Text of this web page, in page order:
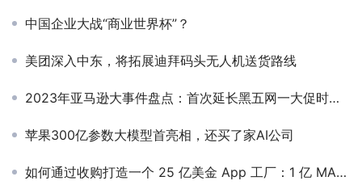
中国企业大战“商业世界杯”？
美团深入中东，将拓展迪拜码头无人机送货路线
2023年亚马逊大事件盘点：首次延长黑五网一大促时间，正式向中国卖家开放巴西站
苹果300亿参数大模型首亮相，还买了家AI公司
如何通过收购打造一个 25 亿美金 App 工厂：1 亿 MAU 、4 亿美金收入、5 亿下载